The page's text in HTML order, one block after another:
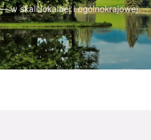
w skali lokalnej i ogólnokrajowej.